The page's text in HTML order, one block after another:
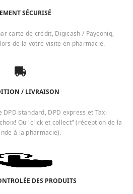
SÉCURISÉ
carte de crédit, Digicash / Payconiq,
de la votre visite en pharmacie.
/ LIVRAISON
standard, DPD express et Taxi
Ou "click et collect" (réception de la
à la pharmacie).
DES PRODUITS